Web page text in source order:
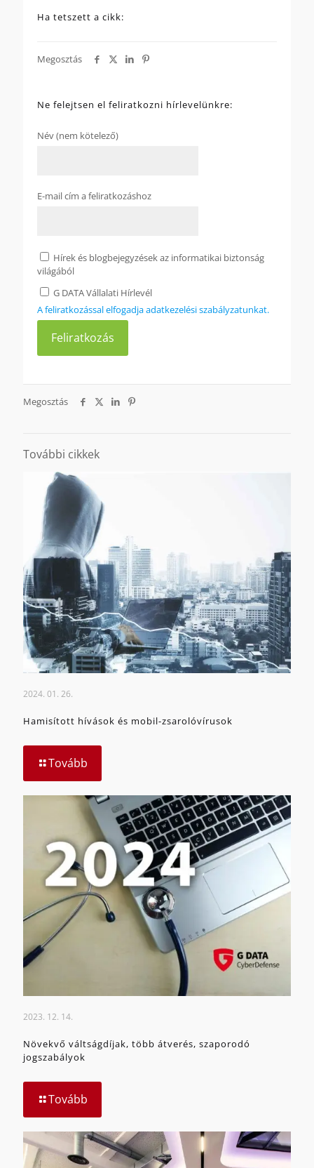
Ha tetszett a cikk:
Megosztás
Ne felejtsen el feliratkozni hírlevelünkre:
Név (nem kötelező)
E-mail cím a feliratkozáshoz
Hírek és blogbejegyzések az informatikai biztonság
világából
G DATA Vállalati Hírlevél
A feliratkozással elfogadja adatkezelési szabályzatunkat.
Megosztás
További cikkek
2024. 01. 26.
Hamisított hívások és mobil-zsarolóvírusok
Tovább
2023. 12. 14.
Növekvő váltságdíjak, több átverés, szaporodó
jogszabályok
Tovább